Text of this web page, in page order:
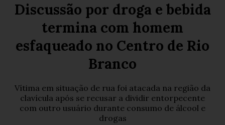
Discussão por droga e bebida
termina com homem
esfaqueado no Centro de Rio
Branco
Vítima em situação de rua foi atacada na região da
clavícula após se recusar a dividir entorpecente
com outro usuário durante consumo de álcool e
drogas